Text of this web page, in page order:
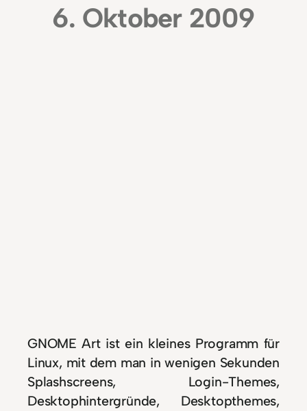
6. Oktober 2009
GNOME Art ist ein kleines Programm für
Linux, mit dem man in wenigen Sekunden
Splashscreens, Login-Themes,
Desktophintergründe, Desktopthemes,